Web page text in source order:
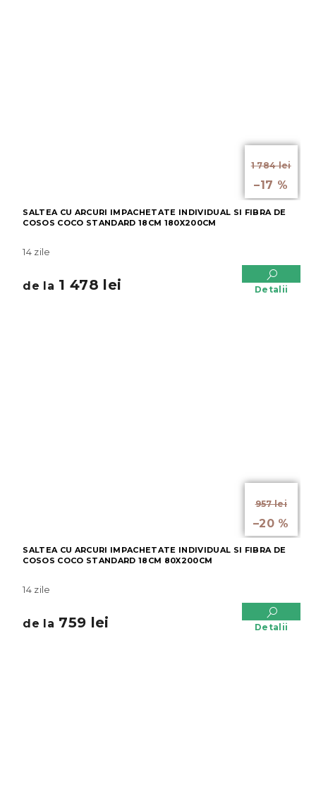
1 784 lei
–17 %
SALTEA CU ARCURI IMPACHETATE INDIVIDUAL SI FIBRA DE
COSOS COCO STANDARD 18CM 180X200CM
14 zile
de la 1 478 lei Detalii
957 lei
–20 %
SALTEA CU ARCURI IMPACHETATE INDIVIDUAL SI FIBRA DE
COSOS COCO STANDARD 18CM 80X200CM
14 zile
de la 759 lei Detalii